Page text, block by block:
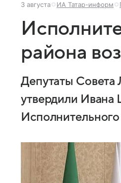
3 августа ИА Татар-информ
района
Депутаты Совета
утвердили Ивана